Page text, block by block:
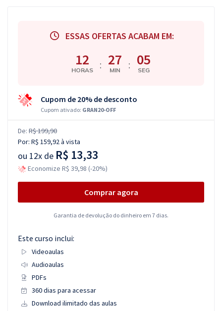
ESSAS OFERTAS ACABAM EM:
12
HORAS : 27
MIN : 04
SEG
Cupom de 20% de desconto
Cupom ativado: GRAN20-OFF
De: R$ 199,90
Por: R$ 159,92à vista
ou 12x de R$ 13,33
Economize R$ 39,98 (-20%)
Comprar agora
Garantia de devolução do dinheiro em 7 dias.
Este curso inclui:
Videoaulas
Audioaulas
PDFs
360 dias para acessar
Download ilimitado das aulas